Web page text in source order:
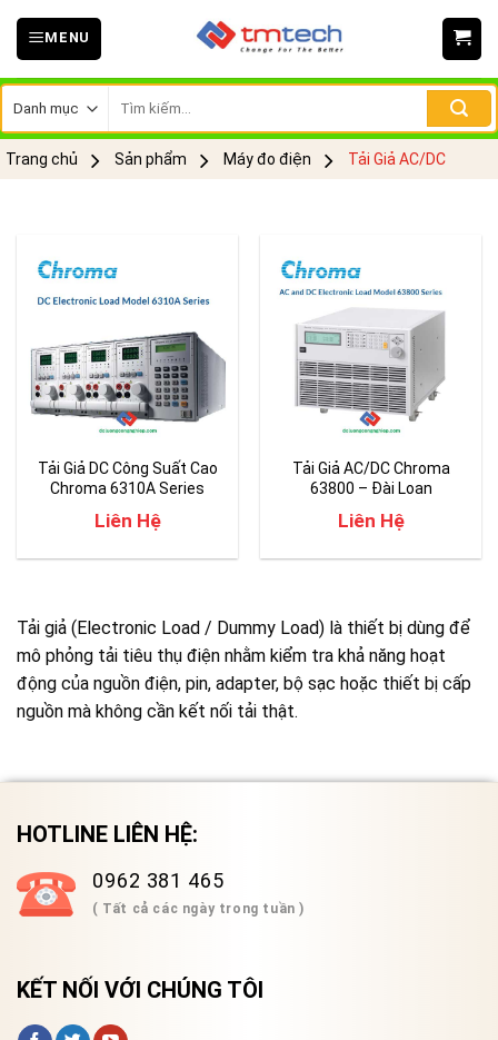
Skip
MENU
kiếm:
Trang chủ Sản phẩm Máy đo điện Tải Giả AC/DC
Tải giả (Electronic Load / Dummy Load) là thiết bị dùng để
mô phỏng tải tiêu thụ điện nhằm kiểm tra khả năng hoạt
động của nguồn điện, pin, adapter, bộ sạc hoặc thiết bị cấp
nguồn mà không cần kết nối tải thật.
Tải Giả DC Công Suất Cao
Chroma 6310A Series
Liên Hệ
Tải Giả AC/DC Chroma
63800 – Đài Loan
Liên Hệ
HOTLINE LIÊN HỆ:
0962 381 465
( Tất cả các ngày trong tuần )
KẾT NỐI VỚI CHÚNG TÔI